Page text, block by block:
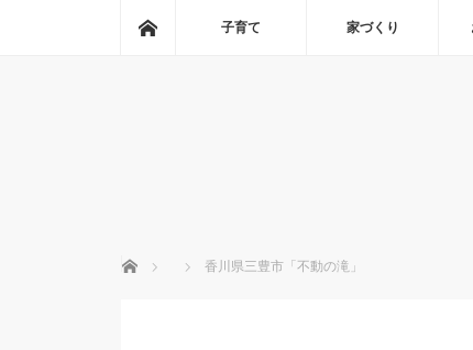
ホーム子育て 家づくり
ホーム 香川県三豊市「不動の滝」